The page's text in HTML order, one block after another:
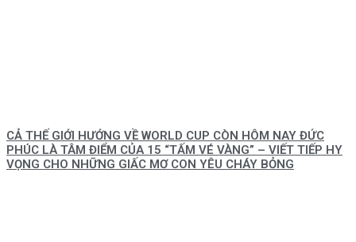
CẢ THẾ GIỚI HƯỚNG VỀ WORLD CUP CÒN HÔM NAY ĐỨC
PHÚC LÀ TÂM ĐIỂM CỦA 15 “TẤM VÉ VÀNG” – VIẾT TIẾP HY
VỌNG CHO NHỮNG GIẤC MƠ CON YÊU CHÁY BỎNG